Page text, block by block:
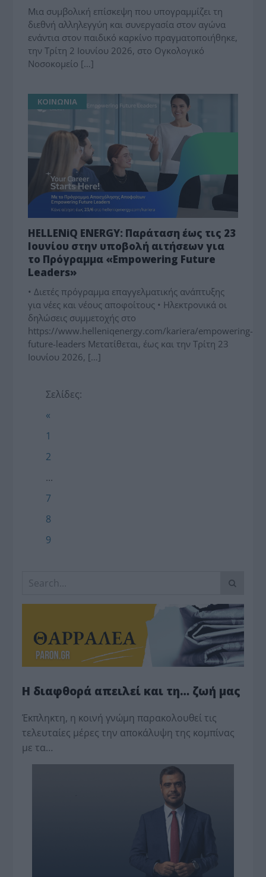
Μια συμβολική επίσκεψη που υπογραμμίζει τη
διεθνή αλληλεγγύη και συνεργασία στον αγώνα
ενάντια στον παιδικό καρκίνο πραγματοποιήθηκε,
την Τρίτη 2 Ιουνίου 2026, στο Ογκολογικό
Νοσοκομείο […]
ΚΟΙΝΩΝΙΑ
HELLENiQ ENERGY: Παράταση έως τις 23
Ιουνίου στην υποβολή αιτήσεων για
το Πρόγραμμα «Empowering Future
Leaders»
• Διετές πρόγραμμα επαγγελματικής ανάπτυξης
για νέες και νέους αποφοίτους • Ηλεκτρονικά οι
δηλώσεις συμμετοχής στο
https://www.helleniqenergy.com/kariera/empowering-
future-leaders Μετατίθεται, έως και την Τρίτη 23
Ιουνίου 2026, […]
Σελίδες:
«
1
2
...
7
8
9
Η διαφθορά απειλεί και τη… ζωή μας
Έκπληκτη, η κοινή γνώμη παρακολουθεί τις
τελευταίες μέρες την αποκάλυψη της κο­μπίνας
με τα…